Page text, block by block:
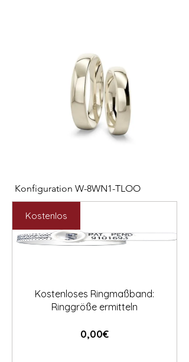
Konfiguration W-8WN1-TLOO
Preis
2.547,00 €
Preis
Kostenlos
Kostenloses Ringmaßband:
Ringgröße ermitteln
0,00€Preis